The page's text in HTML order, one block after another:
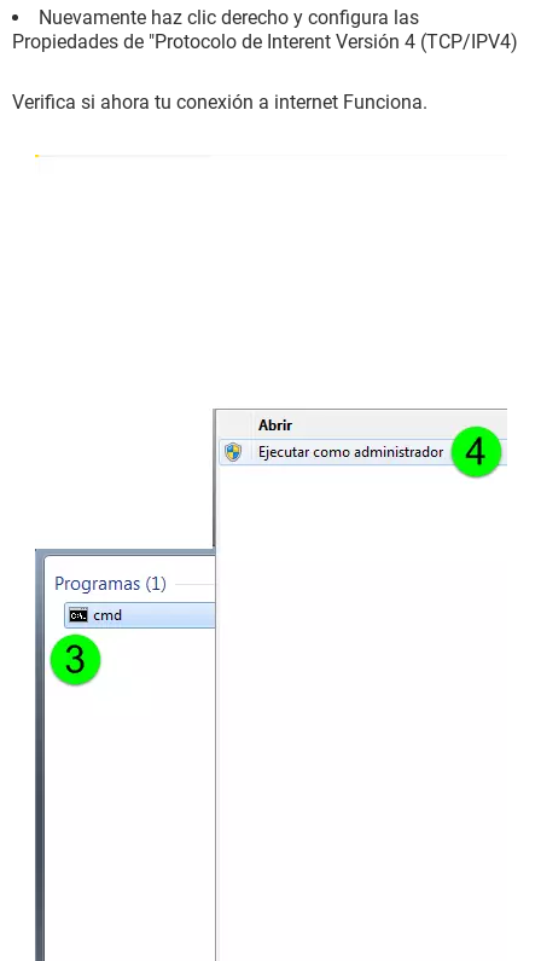
Nuevamente haz clic derecho y configura las
Propiedades de "Protocolo de Interent Versión 4 (TCP/IPV4)
Verifica si ahora tu conexión a internet Funciona.